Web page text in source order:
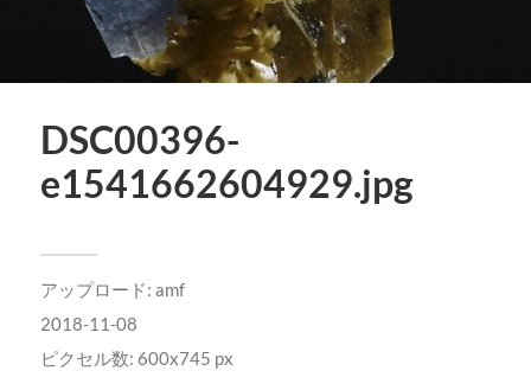
DSC00396-
e1541662604929.jpg
アップロード: amf
2018-11-08
ピクセル数: 600x745 px